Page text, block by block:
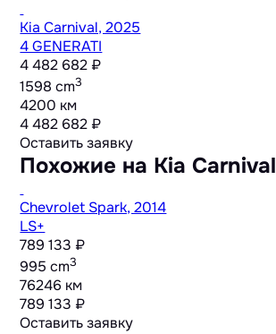
Kia Carnival, 2025
4 GENERATI
4 482 682 ₽
1598 cm3
4200 км
4 482 682 ₽
Оставить заявку
Похожие на Kia Carnival
Chevrolet Spark, 2014
LS+
789 133 ₽
995 cm3
76246 км
789 133 ₽
Оставить заявку